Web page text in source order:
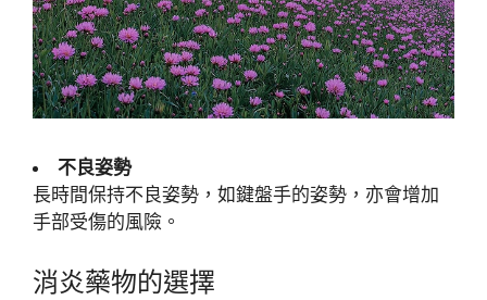
不良姿勢
長時間保持不良姿勢，如鍵盤手的姿勢，亦會增加
手部受傷的風險。
消炎藥物的選擇